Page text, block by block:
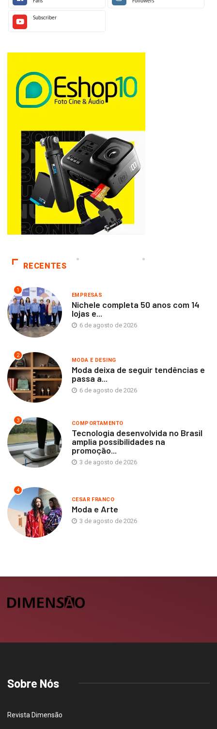
Fans Followers
Subscriber
RECENTES
1
EMPRESAS
Nichele completa 50 anos com 14
lojas e...
6 de agosto de 2026
2
MODA E DESING
Moda deixa de seguir tendências e
passa a...
6 de agosto de 2026
3 COMPORTAMENTO
Tecnologia desenvolvida no Brasil
amplia possibilidades na
promoção...
3 de agosto de 2026
4
CESAR FRANCO
Moda e Arte
3 de agosto de 2026
Sobre Nós
Revista Dimensão